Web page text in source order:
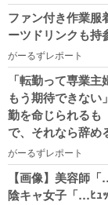
ファン付き作業
ーツドリンクも持
がーるずレポート
「転勤って専業
もう期待できな
勤を命じられるも
で、それなら辞め
がなくなった
がーるずレポート
【画像】美容師
陰キャ女子「…ﾋｭｯ